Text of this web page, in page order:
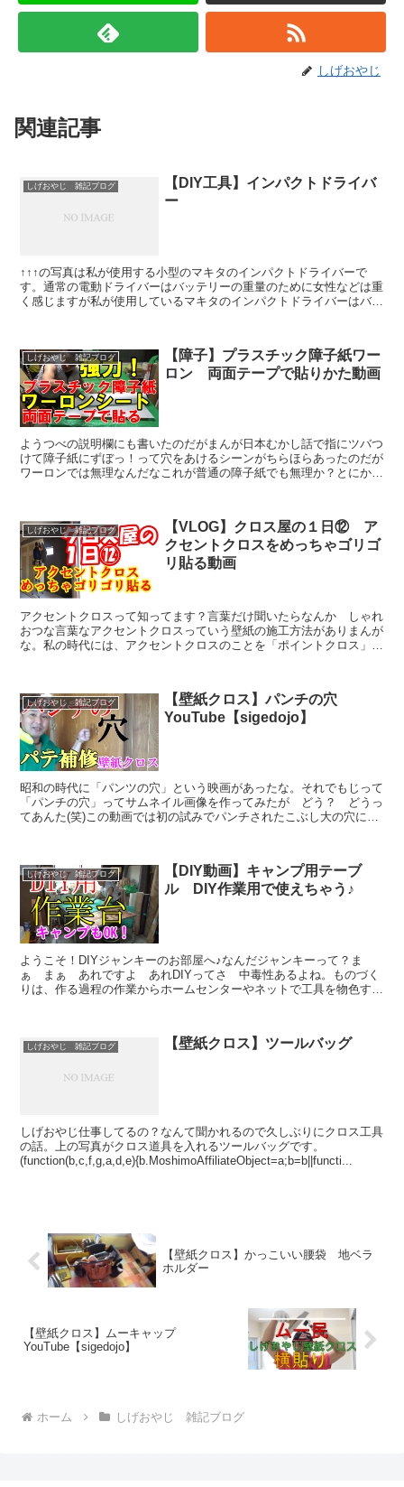
しげおやじ
関連記事
しげおやじ 雑記ブログ
【DIY工具】インパクトドライバ
ー
↑↑↑の写真は私が使用する小型のマキタのインパクトドライバーで
す。通常の電動ドライバーはバッテリーの重量のために女性などは重
く感じますが私が使用しているマキタのインパクトドライバーはバッ
しげおやじ 雑記ブログ
【障子】プラスチック障子紙ワー
ロン 両面テープで貼りかた動画
ようつべの説明欄にも書いたのだがまんが日本むかし話で指にツバつ
けて障子紙にずぼっ！って穴をあけるシーンがちらほらあったのだが
ワーロンでは無理なんだなこれが普通の障子紙でも無理か？とにかく
しげおやじ 雑記ブログ
【VLOG】クロス屋の１日⑫ ア
クセントクロスをめっちゃゴリゴ
リ貼る動画
アクセントクロスって知ってます？言葉だけ聞いたらなんか しゃれ
おつな言葉なアクセントクロスっていう壁紙の施工方法がありまんが
な。私の時代には、アクセントクロスのことを「ポイントクロス」と
しげおやじ 雑記ブログ
【壁紙クロス】パンチの穴
YouTube【sigedojo】
昭和の時代に「パンツの穴」という映画があったな。それでもじって
「パンチの穴」ってサムネイル画像を作ってみたが どう？ どうっ
てあんた(笑)この動画では初の試みでパンチされたこぶし大の穴にプ
しげおやじ 雑記ブログ
【DIY動画】キャンプ用テーブ
ル DIY作業用で使えちゃう♪
ようこそ！DIYジャンキーのお部屋へ♪なんだジャンキーって？ま
ぁ まぁ あれですよ あれDIYってさ 中毒性あるよね。ものづく
りは、作る過程の作業からホームセンターやネットで工具を物色する
しげおやじ 雑記ブログ 【壁紙クロス】ツールバッグ
しげおやじ仕事してるの？なんて聞かれるので久しぶりにクロス工具
の話。上の写真がクロス道具を入れるツールバッグです。
(function(b,c,f,g,a,d,e){b.MoshimoAffiliateObject=a;b=b||functi...
【壁紙クロス】かっこいい腰袋 地ベラ
ホルダー
【壁紙クロス】ムーキャップ
YouTube【sigedojo】
ホーム しげおやじ 雑記ブログ